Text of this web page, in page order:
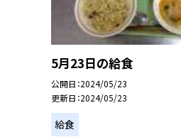
5月23日の給食
公開日 2024/05/23
更新日 2024/05/23
給食